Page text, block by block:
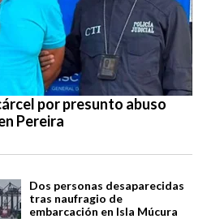
por presunto abuso
Pereira
Dos personas desaparecidas
tras naufragio de
embarcación en Isla Múcura